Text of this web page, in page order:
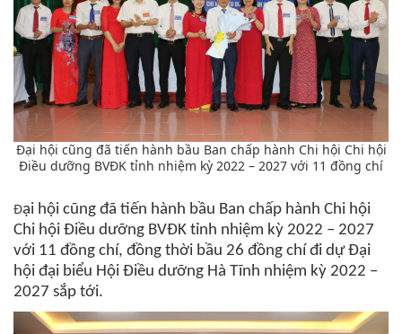
Đại hội cũng đã tiến hành bầu Ban chấp hành Chi hội Chi hội
Điều dưỡng BVĐK tỉnh nhiệm kỳ 2022 – 2027 với 11 đồng chí
Đại hội cũng đã tiến hành bầu Ban chấp hành Chi hội
Chi hội Điều dưỡng BVĐK tỉnh nhiệm kỳ 2022 – 2027
với 11 đồng chí, đồng thời bầu 26 đồng chí đi dự Đại
hội đại biểu Hội Điều dưỡng Hà Tĩnh nhiệm kỳ 2022 –
2027 sắp tới.